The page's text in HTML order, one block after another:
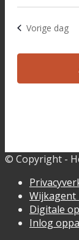
Vorige dag
© Copyright -
Wijkagent
Digitale
Inlog